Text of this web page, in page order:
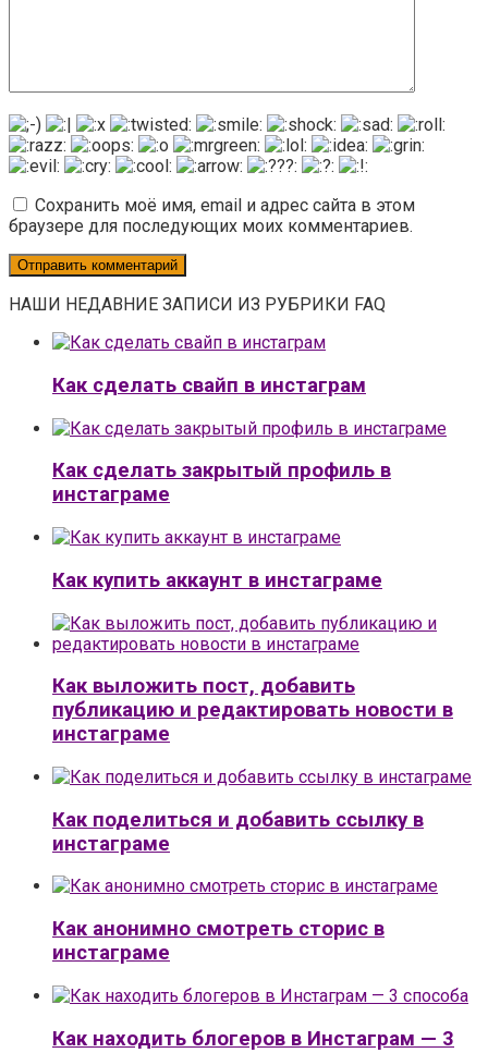
Сохранить моё имя, email и адрес сайта в этом
браузере для последующих моих комментариев.
НАШИ НЕДАВНИЕ ЗАПИСИ ИЗ РУБРИКИ FAQ
Как сделать свайп в инстаграм
Как сделать закрытый профиль в
инстаграме
Как купить аккаунт в инстаграме
Как выложить пост, добавить
публикацию и редактировать новости в
инстаграме
Как поделиться и добавить ссылку в
инстаграме
Как анонимно смотреть сторис в
инстаграме
Как находить блогеров в Инстаграм — 3